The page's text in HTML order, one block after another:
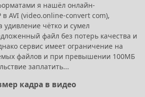
я нашёл онлайн-
в AVI (video.online-convert com),
удивление чётко и сумел
файл без потерь качества и
сервис имеет ограничение на
файлов и при превышении 100МБ
заплатить...
кадра в видео